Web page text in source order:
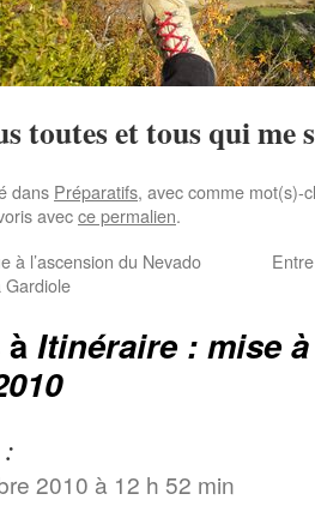
toutes et tous qui
dans Préparatifs, avec comme mot(s)-
avecce permalien.
à l’ascension du Nevado
Gardiole
Itinéraire : mise
2010 à 12 h 52 min